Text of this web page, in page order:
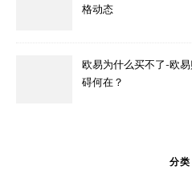
格动态
欧易为什么买不了-欧
碍何在？
分类